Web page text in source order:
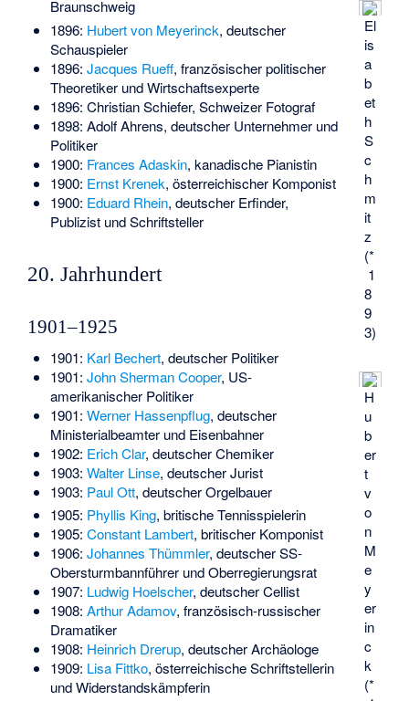
El
is
a
b
et
h
S
c
h
m
it
z
(*
1
8
9
3)
Braunschweig
H
u
b
er
t
v
o
n
M
e
y
er
in
c
k
(*
1896: Hubert von Meyerinck, deutscher
Schauspieler
1896: Jacques Rueff, französischer politischer
Theoretiker und Wirtschaftsexperte
1896: Christian Schiefer, Schweizer Fotograf
1898: Adolf Ahrens, deutscher Unternehmer und
Politiker
1900: Frances Adaskin, kanadische Pianistin
1900: Ernst Krenek, österreichischer Komponist
1900: Eduard Rhein, deutscher Erfinder,
Publizist und Schriftsteller
20. Jahrhundert
1901–1925
1901: Karl Bechert, deutscher Politiker
1901: John Sherman Cooper, US-
amerikanischer Politiker
1901: Werner Hassenpflug, deutscher
Ministerialbeamter und Eisenbahner
1902: Erich Clar, deutscher Chemiker
1903: Walter Linse, deutscher Jurist
1903: Paul Ott, deutscher Orgelbauer
1905: Phyllis King, britische Tennisspielerin
1905: Constant Lambert, britischer Komponist
1906: Johannes Thümmler, deutscher SS-
Obersturmbannführer und Oberregierungsrat
1907: Ludwig Hoelscher, deutscher Cellist
1908: Arthur Adamov, französisch-russischer
Dramatiker
1908: Heinrich Drerup, deutscher Archäologe
1909: Lisa Fittko, österreichische Schriftstellerin
und Widerstandskämpferin